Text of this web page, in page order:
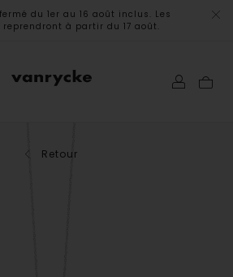
du 1er au 16 août inclus. Les
à partir du 17 août.
Retour